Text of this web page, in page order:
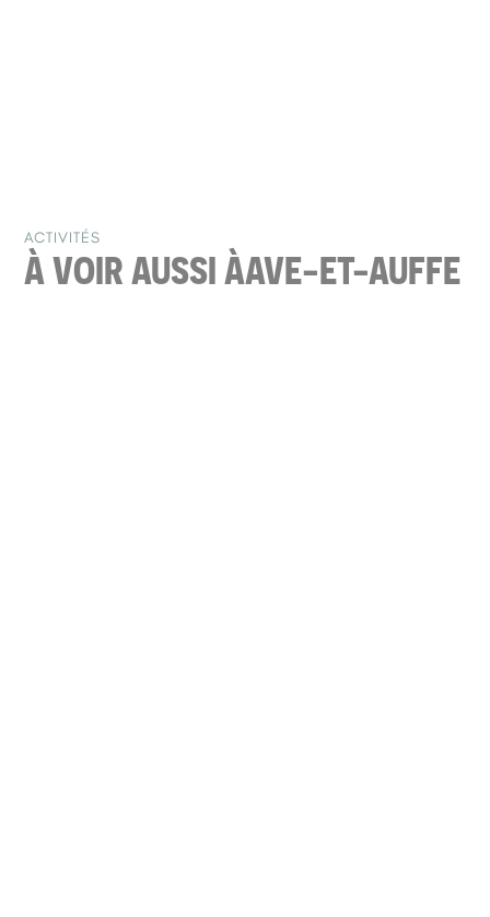
ACTIVITÉS
À VOIR AUSSI ÀAVE-ET-AUFFE